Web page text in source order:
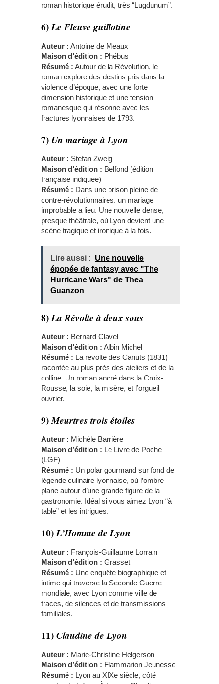
roman historique érudit, très “Lugdunum”.
6)Le Fleuve guillotine
Auteur : Antoine de Meaux
Maison d’édition : Phébus
Résumé : Autour de la Révolution, le
roman explore des destins pris dans la
violence d’époque, avec une forte
dimension historique et une tension
romanesque qui résonne avec les
fractures lyonnaises de 1793.
7) Un mariage à Lyon
Auteur : Stefan Zweig
Maison d’édition : Belfond (édition
française indiquée)
Résumé : Dans une prison pleine de
contre-révolutionnaires, un mariage
improbable a lieu. Une nouvelle dense,
presque théâtrale, où Lyon devient une
scène tragique et ironique à la fois.
Lire aussi : Une nouvelle
épopée de fantasy avec "The
Hurricane Wars" de Thea
Guanzon
8)La Révolte à deux sous
Auteur : Bernard Clavel
Maison d’édition : Albin Michel
Résumé : La révolte des Canuts (1831)
racontée au plus près des ateliers et de la
colline. Un roman ancré dans la Croix-
Rousse, la soie, la misère, et l’orgueil
ouvrier.
9)Meurtres trois étoiles
Auteur : Michèle Barrière
Maison d’édition : Le Livre de Poche
(LGF)
Résumé : Un polar gourmand sur fond de
légende culinaire lyonnaise, où l’ombre
plane autour d’une grande figure de la
gastronomie. Idéal si vous aimez Lyon “à
table” et les intrigues.
10)L’Homme de Lyon
Auteur : François-Guillaume Lorrain
Maison d’édition : Grasset
Résumé : Une enquête biographique et
intime qui traverse la Seconde Guerre
mondiale, avec Lyon comme ville de
traces, de silences et de transmissions
familiales.
11)Claudine de Lyon
Auteur : Marie-Christine Helgerson
Maison d’édition : Flammarion Jeunesse
Résumé : Lyon au XIXe siècle, côté